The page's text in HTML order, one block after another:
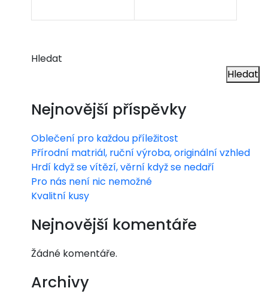
Hledat
Hledat
Nejnovější příspěvky
Oblečení pro každou příležitost
Přírodní matriál, ruční výroba, originální vzhled
Hrdí když se vítězí, věrní když se nedaří
Pro nás není nic nemožné
Kvalitní kusy
Nejnovější komentáře
Žádné komentáře.
Archivy